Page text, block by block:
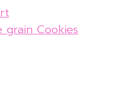
Cookies